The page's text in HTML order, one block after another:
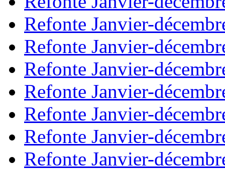
Refonte Janvier-
Refonte Janvier-
Refonte Janvier-
Refonte Janvier-
Refonte Janvier-
Refonte Janvier-
Refonte Janvier-